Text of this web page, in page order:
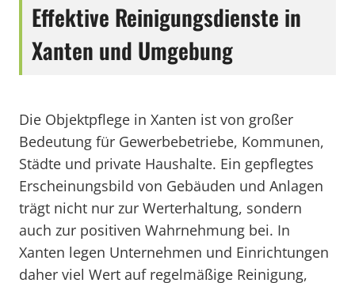
Effektive Reinigungsdienste in
Xanten und Umgebung
Die Objektpflege in Xanten ist von großer
Bedeutung für Gewerbebetriebe, Kommunen,
Städte und private Haushalte. Ein gepflegtes
Erscheinungsbild von Gebäuden und Anlagen
trägt nicht nur zur Werterhaltung, sondern
auch zur positiven Wahrnehmung bei. In
Xanten legen Unternehmen und Einrichtungen
daher viel Wert auf regelmäßige Reinigung,